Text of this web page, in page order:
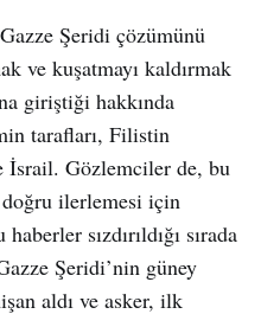
Gazze Şeridi çözümünü
ve kuşatmayı kaldırmak
giriştiği hakkında
tarafları, Filistin
İsrail. Gözlemciler de, bu
ilerlemesi için
sızdırıldığı sırada
Şeridi’nin güney
aldı ve asker, ilk